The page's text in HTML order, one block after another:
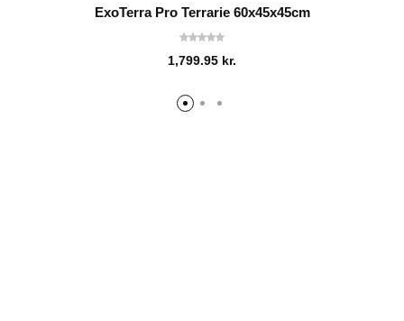
ExoTerra Pro Terrarie 60x45x45cm
1,799.95 kr.